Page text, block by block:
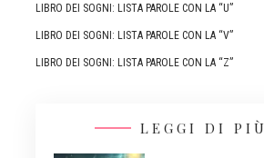
LIBRO DEI SOGNI: LISTA PAROLE CON LA “U”
LIBRO DEI SOGNI: LISTA PAROLE CON LA “V”
LIBRO DEI SOGNI: LISTA PAROLE CON LA “Z”
LEGGI DI PIÙ